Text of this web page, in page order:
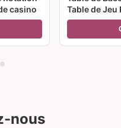
casino
Table de
Casino à
nous